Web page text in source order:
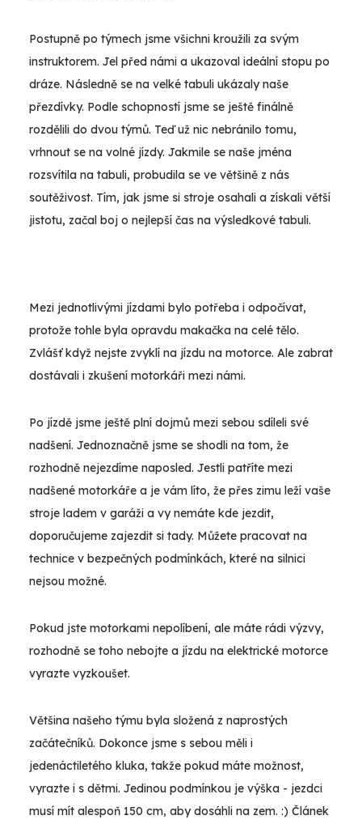
Postupně po týmech jsme všichni kroužili za svým
instruktorem. Jel před námi a ukazoval ideální stopu po
dráze. Následně se na velké tabuli ukázaly naše
přezdívky. Podle schopností jsme se ještě finálně
rozdělili do dvou týmů. Teď už nic nebránilo tomu,
vrhnout se na volné jízdy. Jakmile se naše jména
rozsvítila na tabuli, probudila se ve většině z nás
soutěživost. Tím, jak jsme si stroje osahali a získali větší
jistotu, začal boj o nejlepší čas na výsledkové tabuli.
Mezi jednotlivými jízdami bylo potřeba i odpočívat,
protože tohle byla opravdu makačka na celé tělo.
Zvlášť když nejste zvyklí na jízdu na motorce. Ale zabrat
dostávali i zkušení motorkáři mezi námi.
Po jízdě jsme ještě plní dojmů mezi sebou sdíleli své
nadšení. Jednoznačně jsme se shodli na tom, že
rozhodně nejezdíme naposled. Jestli patříte mezi
nadšené motorkáře a je vám líto, že přes zimu leží vaše
stroje ladem v garáži a vy nemáte kde jezdit,
doporučujeme zajezdit si tady. Můžete pracovat na
technice v bezpečných podmínkách, které na silnici
nejsou možné.
Pokud jste motorkami nepolíbení, ale máte rádi výzvy,
rozhodně se toho nebojte a jízdu na elektrické motorce
vyrazte vyzkoušet.
Většina našeho týmu byla složená z naprostých
začátečníků. Dokonce jsme s sebou měli i
jedenáctiletého kluka, takže pokud máte možnost,
vyrazte i s dětmi. Jedinou podmínkou je výška - jezdci
musí mít alespoň 150 cm, aby dosáhli na zem. :) Článek